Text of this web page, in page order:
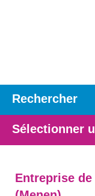
Rechercher
Sélectionner
Entreprise